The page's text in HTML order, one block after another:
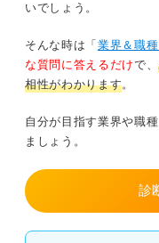
いでしょう。
そんな時は「 業界＆職
な質問に答えるだけで、
相性がわかります。
自分が目指す業界や職
ましょう。
診